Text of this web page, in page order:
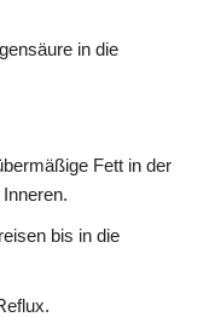
in die
Fett in der
bis in die